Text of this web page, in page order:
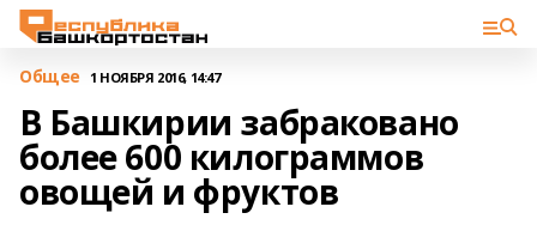
Общее 1 НОЯБРЯ 2016, 14:47
В Башкирии забраковано
более 600 килограммов
овощей и фруктов